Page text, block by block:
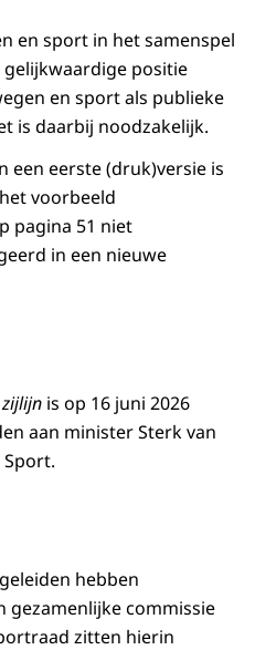
en sport in het samenspel
positie
en sport als publieke
is daarbij noodzakelijk.
een eerste (druk)versie is
voorbeeld
pagina 51 niet
in een nieuwe
is op 16 juni 2026
aan minister Sterk van
Sport.
hebben
gezamenlijke commissie
zitten hierin